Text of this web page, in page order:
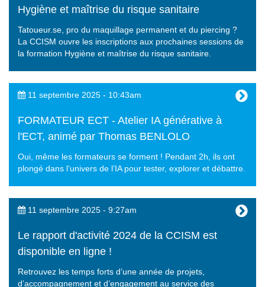
Hygiène et maîtrise du risque sanitaire
Tatoueur.se, pro du maquillage permanent et du piercing ?
La CCISM ouvre les inscriptions aux prochaines sessions de
la formation Hygiène et maîtrise du risque sanitaire.
11 septembre 2025 - 10:43am
FORMATEUR ECT - Atelier IA générative à
l'ECT, animé par Thomas BENLOLO
Oui, même les formateurs se forment ! Pendant 2h, ils ont
plongé dans l’univers de l’IA pour tester, explorer et débattre.
11 septembre 2025 - 9:27am
Le rapport d'activité 2024 de la CCISM est
disponible en ligne !
Retrouvez les temps forts d’une année de projets,
d’accompagnement et d’engagement au service des